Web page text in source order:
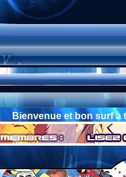
Bienvenue et bon surf à